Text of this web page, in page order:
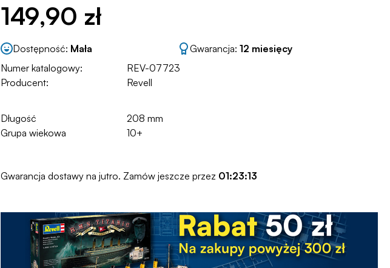
149,90 zł
Dostępność: Mała Gwarancja: 12 miesięcy
Numer katalogowy:
REV-07723
Producent:
Revell
Długość
208 mm
Grupa wiekowa
10+
Gwarancja dostawy na jutro. Zamów jeszcze przez 01:23:12